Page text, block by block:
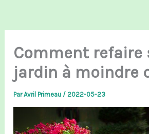
Comment refaire
jardin à moindre
ParAvril Primeau /2022-05-23